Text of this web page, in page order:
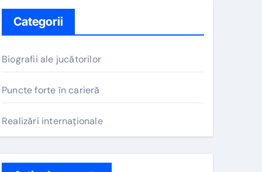
Categorii
Biografii ale jucătorilor
Puncte forte în carieră
Realizări internaționale